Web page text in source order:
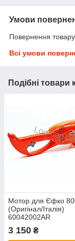
Умови
Повернення
Всі умови
Подібні товари
Мотор для Єфко
(Оригінал/Італія)
60042002AR
3 150 ₴